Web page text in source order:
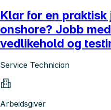
Klar for en
onshore? Jobb
vedlikehold og
Service Technician
Arbeidsgiver